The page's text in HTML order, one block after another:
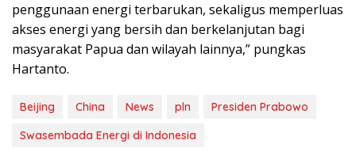
penggunaan energi terbarukan, sekaligus memperluas
akses energi yang bersih dan berkelanjutan bagi
masyarakat Papua dan wilayah lainnya,” pungkas
Hartanto.
Beijing China News pln
Presiden Prabowo
Swasembada Energi di Indonesia